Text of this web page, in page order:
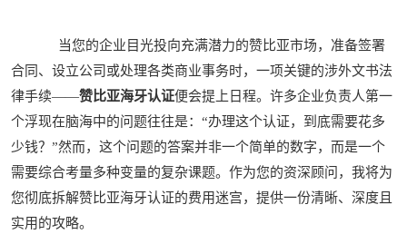
当您的企业目光投向充满潜力的赞比亚市场，准备签署
合同、设立公司或处理各类商业事务时，一项关键的涉外文书法
律手续——赞比亚海牙认证便会提上日程。许多企业负责人第一
个浮现在脑海中的问题往往是：“办理这个认证，到底需要花多
少钱？”然而，这个问题的答案并非一个简单的数字，而是一个
需要综合考量多种变量的复杂课题。作为您的资深顾问，我将为
您彻底拆解赞比亚海牙认证的费用迷宫，提供一份清晰、深度且
实用的攻略。